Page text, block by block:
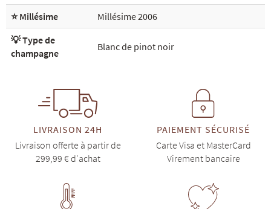
⭐ Millésime
Millésime 2006
💡 Type de
champagne
Blanc de pinot noir
LIVRAISON 24H
Livraison offerte à partir de
299,99 € d'achat
PAIEMENT SÉCURISÉ
Carte Visa et MasterCard
Virement bancaire